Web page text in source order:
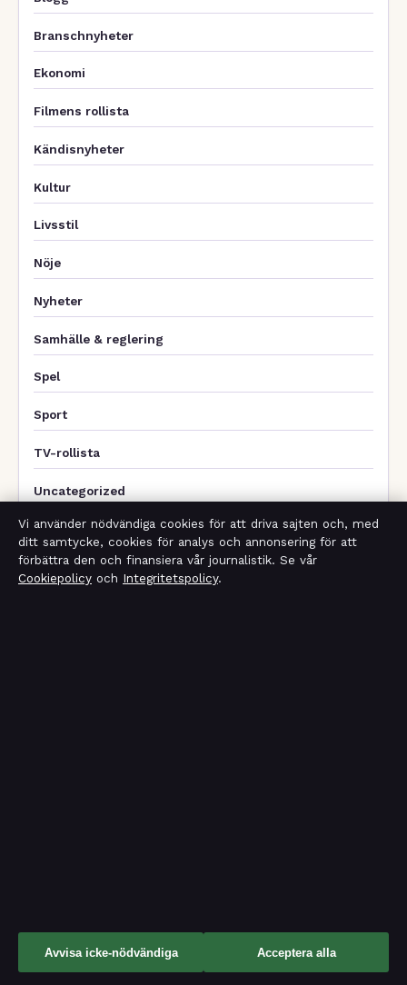
Branschnyheter
Ekonomi
Filmens rollista
Kändisnyheter
Kultur
Livsstil
Nöje
Nyheter
Samhälle & reglering
Spel
Sport
TV-rollista
Uncategorized
press@tidsmagasinet.se
Vi använder nödvändiga cookies för att driva sajten och, med
ditt samtycke, cookies för analys och annonsering för att
förbättra den och finansiera vår journalistik. Se vår
Cookiepolicy och Integritetspolicy.
Avvisa icke-nödvändiga Acceptera alla